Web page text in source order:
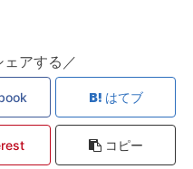
アする／
はてブ
コピー